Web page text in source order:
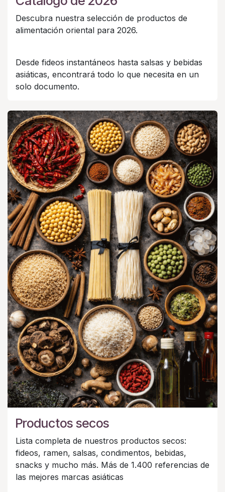
Descubra nuestra selección de productos de
alimentación oriental para 2026.
Desde fideos instantáneos hasta salsas y bebidas
asiáticas, encontrará todo lo que necesita en un
solo documento.
Productos secos
Lista completa de nuestros productos secos:
fideos, ramen, salsas, condimentos, bebidas,
snacks y mucho más. Más de 1.400 referencias de
las mejores marcas asiáticas